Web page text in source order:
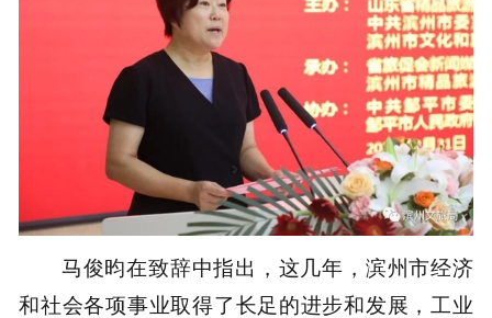
马俊昀在致辞中指出，这几年，滨州市经济
和社会各项事业取得了长足的进步和发展，工业